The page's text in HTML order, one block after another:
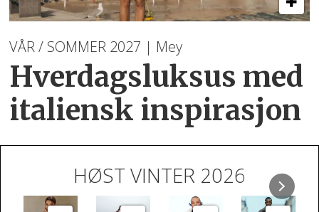
VÅR / SOMMER 2027 | Mey
Hverdagsluksus med
italiensk inspirasjon
HØST VINTER 2026